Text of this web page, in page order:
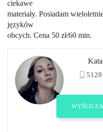
ciekawe
materiały. Posiadam
języków
obcych. Cena 50 zł/60 min.
WYŚLIJ